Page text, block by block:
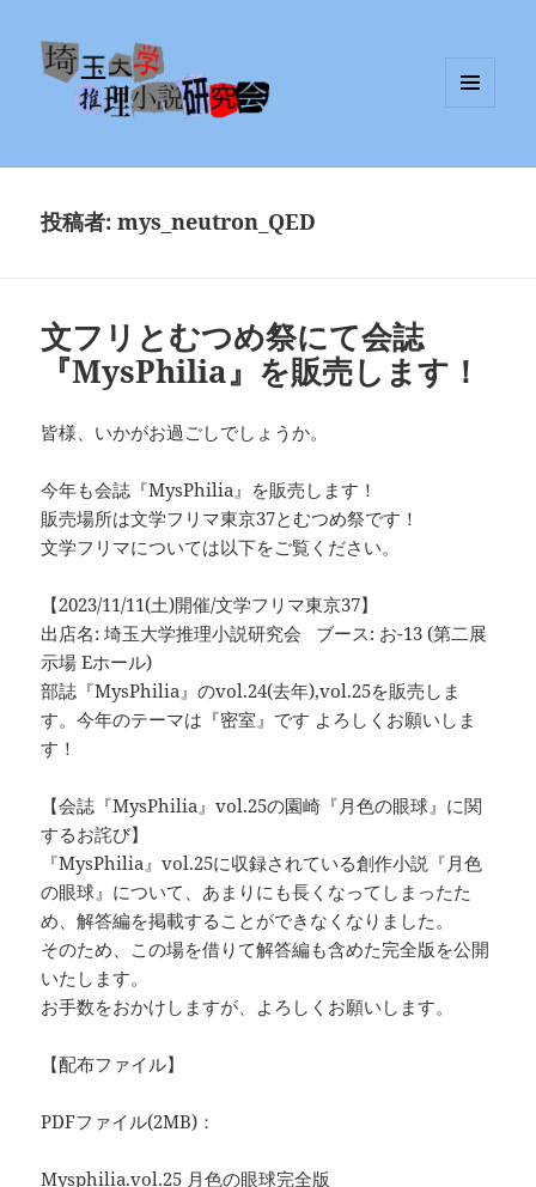
投稿者:mys_neutron_QED
文フリとむつめ祭にて会誌
『MysPhilia』を販売します！
皆様、いかがお過ごしでしょうか。
今年も会誌『MysPhilia』を販売します！
販売場所は文学フリマ東京37とむつめ祭です！
文学フリマについては以下をご覧ください。
【2023/11/11(土)開催/文学フリマ東京37】
出店名: 埼玉大学推理小説研究会 ブース: お-13 (第二展
示場 Eホール)
部誌『MysPhilia』のvol.24(去年),vol.25を販売しま
す。今年のテーマは『密室』です よろしくお願いしま
す！
【会誌『MysPhilia』vol.25の園崎『月色の眼球』に関
するお詫び】
『MysPhilia』vol.25に収録されている創作小説『月色
の眼球』について、あまりにも長くなってしまったた
め、解答編を掲載することができなくなりました。
そのため、この場を借りて解答編も含めた完全版を公開
いたします。
お手数をおかけしますが、よろしくお願いします。
【配布ファイル】
PDFファイル(2MB)：
Mysphilia.vol.25 月色の眼球完全版